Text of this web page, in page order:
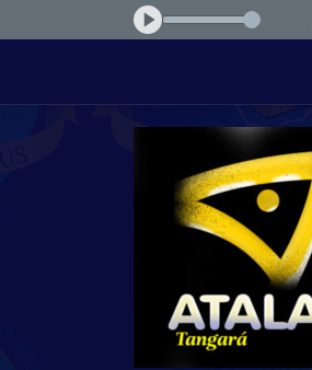
voceprimeiro-cd-quem-sou-eu